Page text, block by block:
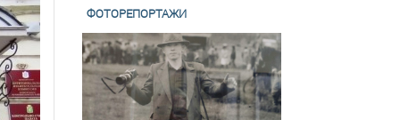
ФОТОРЕПОРТАЖИ